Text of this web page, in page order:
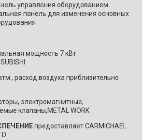
управления оборудованием
панель для изменения основных
мощность 7 кВт
расход воздуха приблизительно
электромагнитные,
клапаны,METAL WORK
предоставляет CARMICHAEL